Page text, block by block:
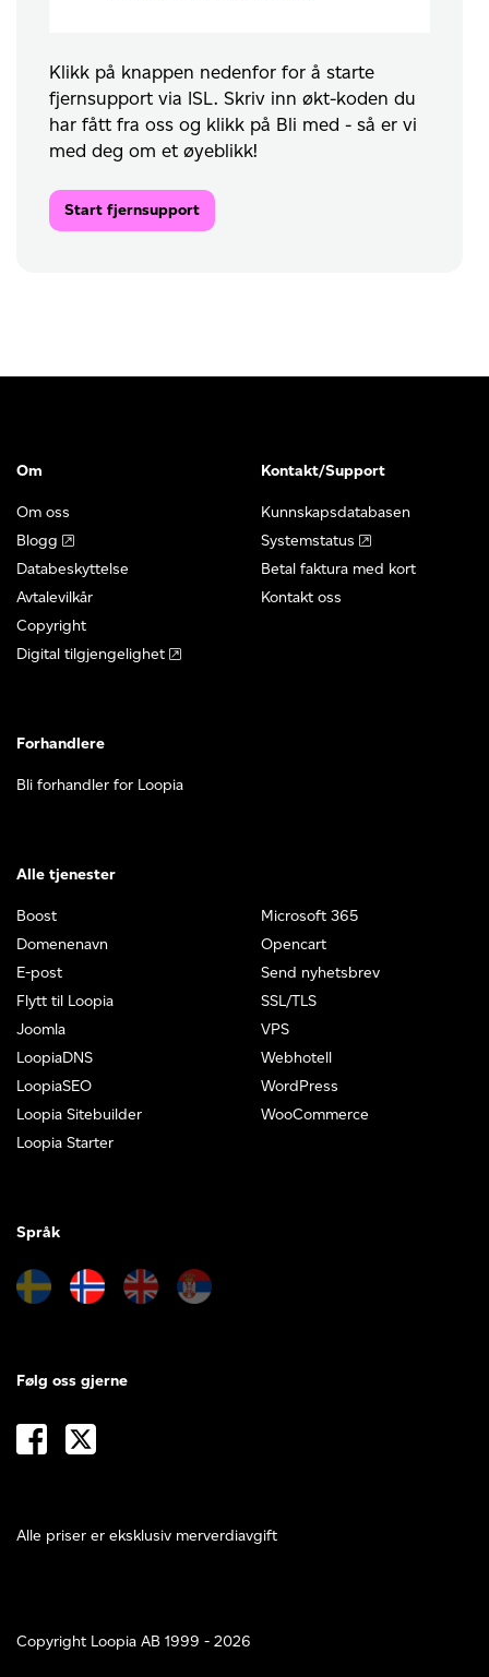
Klikk på knappen nedenfor for å starte
fjernsupport via ISL. Skriv inn økt-koden du
har fått fra oss og klikk på Bli med - så er vi
med deg om et øyeblikk!
Start fjernsupport
Om
Om oss
Blogg
Databeskyttelse
Avtalevilkår
Copyright
Digital tilgjengelighet
Kontakt/Support
Kunnskapsdatabasen
Systemstatus
Betal faktura med kort
Kontakt oss
Forhandlere
Bli forhandler for Loopia
Alle tjenester
Boost
Domenenavn
E-post
Flytt til Loopia
Joomla
LoopiaDNS
LoopiaSEO
Loopia Sitebuilder
Loopia Starter
Microsoft 365
Opencart
Send nyhetsbrev
SSL/TLS
VPS
Webhotell
WordPress
WooCommerce
Språk
Alle priser er eksklusiv merverdiavgift
Følg oss gjerne
Copyright Loopia AB 1999 - 2026